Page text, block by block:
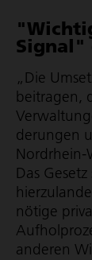
Signal"
„Die
beitragen,
de­rungen
Nordrhein-
Das
nötige
anderen